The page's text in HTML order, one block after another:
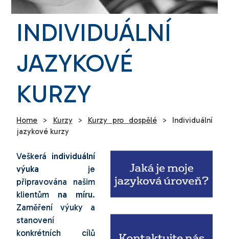
INDIVIDUÁLNÍ
JAZYKOVÉ
KURZY
Home > Kurzy > Kurzy pro dospělé >
Individuální
jazykové kurzy
Veškerá individuální
výuka je
připravována našim
klientům na míru.
Zaměření výuky a
stanovení
konkrétních cílů